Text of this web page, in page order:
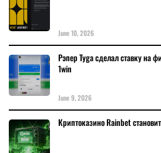
June 10, 2026
Рэпер Tyga сделал ставку на
1win
June 9, 2026
Криптоказино Rainbet